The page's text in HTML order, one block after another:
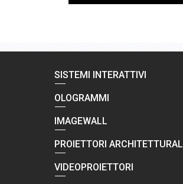
SISTEMI INTERATTIVI
OLOGRAMMI
IMAGEWALL
PROIETTORI ARCHITETTURALI
VIDEOPROIETTORI